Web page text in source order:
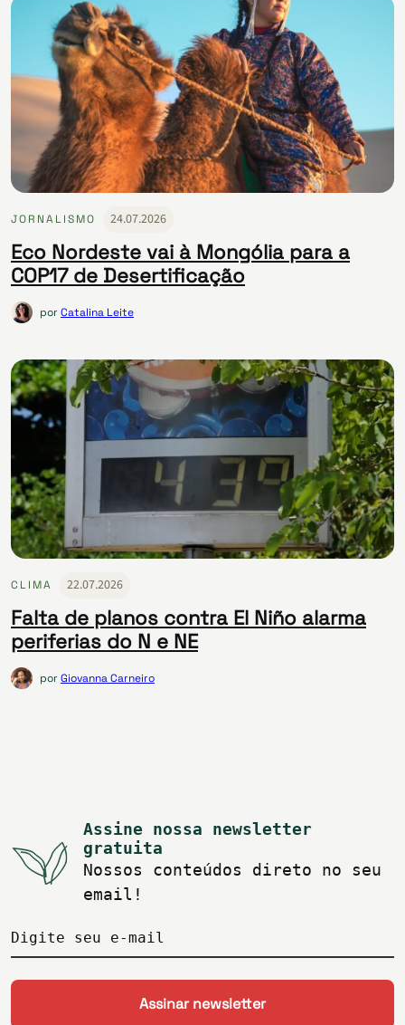
JORNALISMO 24.07.2026
Eco Nordeste vai à Mongólia para a
COP17 de Desertificação
porCatalina Leite
CLIMA 22.07.2026
Falta de planos contra El Niño alarma
periferias do N e NE
porGiovanna Carneiro
Assine nossa newsletter
gratuita
Nossos conteúdos direto no seu
email!
Digite seu e-mail